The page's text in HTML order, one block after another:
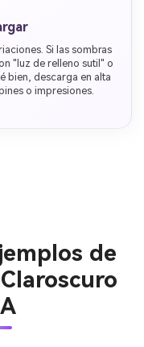
Si las sombras
"luz de relleno sutil" o
bien, descarga en alta
o impresiones.
de